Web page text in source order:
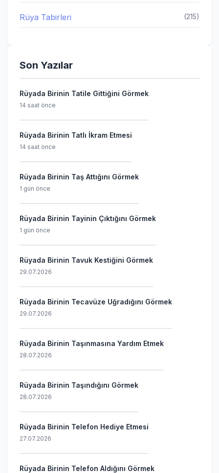
Rüya Tabirleri (215)
Son Yazılar
Rüyada Birinin Tatile Gittiğini Görmek
14 saat önce
Rüyada Birinin Tatlı İkram Etmesi
14 saat önce
Rüyada Birinin Taş Attığını Görmek
1 gün önce
Rüyada Birinin Tayinin Çıktığını Görmek
1 gün önce
Rüyada Birinin Tavuk Kestiğini Görmek
29.07.2026
Rüyada Birinin Tecavüze Uğradığını Görmek
29.07.2026
Rüyada Birinin Taşınmasına Yardım Etmek
28.07.2026
Rüyada Birinin Taşındığını Görmek
28.07.2026
Rüyada Birinin Telefon Hediye Etmesi
27.07.2026
Rüyada Birinin Telefon Aldığını Görmek